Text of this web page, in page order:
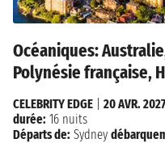
Océaniques:
Polynésie française,
CELEBRITY EDGE
20 AVR. 2027
durée: 16 nuits
Départs de: Sydney